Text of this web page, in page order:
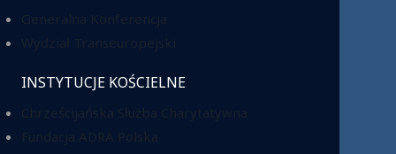
INSTYTUCJE KOŚCIELNE